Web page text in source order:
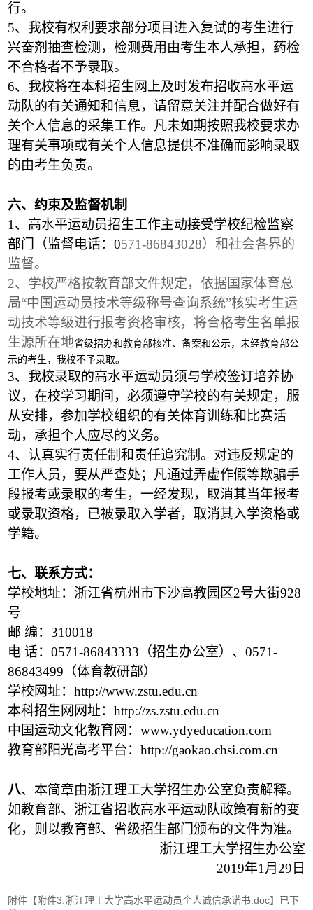
行。
5、我校有权利要求部分项目进入复试的考生进行
兴奋剂抽查检测，检测费用由考生本人承担，药检
不合格者不予录取。
6、我校将在本科招生网上及时发布招收高水平运
动队的有关通知和信息，请留意关注并配合做好有
关个人信息的采集工作。凡未如期按照我校要求办
理有关事项或有关个人信息提供不准确而影响录取
的由考生负责。
六、约束及监督机制
1 、高水平运动员招生工作主动接受学校纪检监察
部门（监督电话：0571-86843028）和社会各界的
监督。
2、学校严格按教育部文件规定，依据国家体育总
局“中国运动员技术等级称号查询系统”核实考生运
动技术等级进行报考资格审核，将合格考生名单报
生源所在地省级招办和教育部核准、备案和公示，未经教育部公
示的考生，我校不予录取。
3、我校录取的高水平运动员须与学校签订培养协
议，在校学习期间，必须遵守学校的有关规定，服
从安排，参加学校组织的有关体育训练和比赛活
动，承担个人应尽的义务。
4、认真实行责任制和责任追究制。对违反规定的
工作人员，要从严查处；凡通过弄虚作假等欺骗手
段报考或录取的考生，一经发现，取消其当年报考
或录取资格，已被录取入学者，取消其入学资格或
学籍。
七、联系方式：
学校地址：浙江省杭州市下沙高教园区2号大街928
号
邮 编：310018
电 话：0571-86843333（招生办公室）、0571-
86843499（体育教研部）
学校网址：http://www.zstu.edu.cn
本科招生网网址：http://zs.zstu.edu.cn
中国运动文化教育网：www.ydyeducation.com
教育部阳光高考平台：http://gaokao.chsi.com.cn
八、本简章由浙江理工大学招生办公室负责解释。
如教育部、浙江省招收高水平运动队政策有新的变
化，则以教育部、省级招生部门颁布的文件为准。
浙江理工大学招生办公室
2019年1月29日
附件【附件3.浙江理工大学高水平运动员个人诚信承诺书.doc】已下